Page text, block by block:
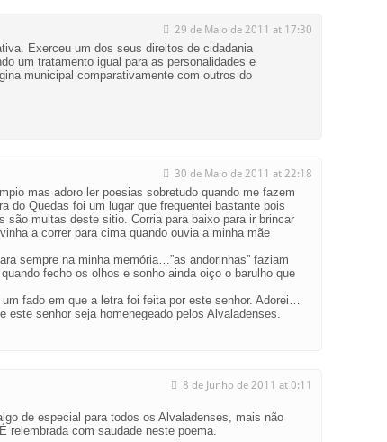
29 de Maio de 2011 at 17:30
Exerceu um dos seus direitos de cidadania
um tratamento igual para as personalidades e
municipal comparativamente com outros do
30 de Maio de 2011 at 22:18
mas adoro ler poesias sobretudo quando me fazem
do Quedas foi um lugar que frequentei bastante pois
são muitas deste sitio. Corria para baixo para ir brincar
a correr para cima quando ouvia a minha mãe
sempre na minha memória…”as andorinhas” faziam
fecho os olhos e sonho ainda oiço o barulho que
fado em que a letra foi feita por este senhor. Adorei…
este senhor seja homenegeado pelos Alvaladenses.
8 de Junho de 2011 at 0:11
de especial para todos os Alvaladenses, mais não
relembrada com saudade neste poema.